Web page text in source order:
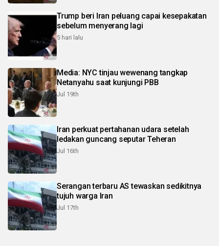
Trump beri Iran peluang capai kesepakatan
sebelum menyerang lagi
5 hari lalu
Media: NYC tinjau wewenang tangkap
Netanyahu saat kunjungi PBB
Jul 19th
Iran perkuat pertahanan udara setelah
ledakan guncang seputar Teheran
Jul 16th
Serangan terbaru AS tewaskan sedikitnya
tujuh warga Iran
Jul 17th